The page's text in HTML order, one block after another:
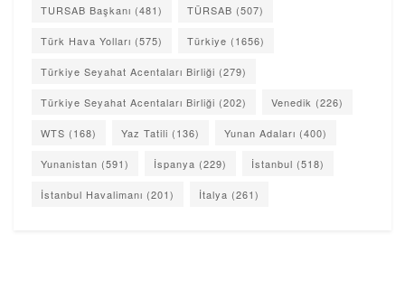
TURSAB Başkanı (481) TÜRSAB (507)
Türk Hava Yolları (575) Türkiye (1656)
Türkiye Seyahat Acentaları Birliği (279)
Türkiye Seyahat Acentaları Birliği (202) Venedik (226)
WTS (168) Yaz Tatili (136) Yunan Adaları (400)
Yunanistan (591) İspanya (229) İstanbul (518)
İstanbul Havalimanı (201) İtalya (261)